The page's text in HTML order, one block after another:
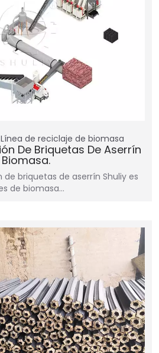
Línea de reciclaje de biomasa
De Briquetas De Aserrín
briquetas de aserrín Shuliy es
de biomasa…